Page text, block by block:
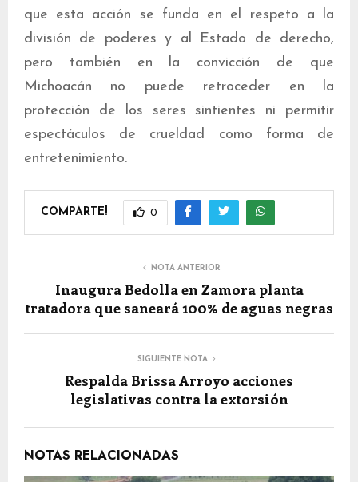
que esta acción se funda en el respeto a la
división de poderes y al Estado de derecho,
pero también en la convicción de que
Michoacán no puede retroceder en la
protección de los seres sintientes ni permitir
espectáculos de crueldad como forma de
entretenimiento.
COMPARTE! 0
NOTA ANTERIOR
Inaugura Bedolla en Zamora planta
tratadora que saneará 100% de aguas negras
SIGUIENTE NOTA
Respalda Brissa Arroyo acciones
legislativas contra la extorsión
NOTAS RELACIONADAS